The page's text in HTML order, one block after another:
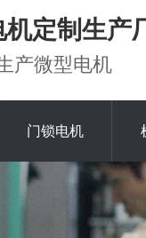
定制生产
产微型电机
门锁电机